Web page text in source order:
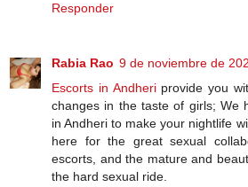
Responder
Rabia Rao 9 de noviembre de
Escorts in Andheriprovide you
changes in the taste of girls; We
in Andheri to make your nightlife
here for the great sexual
escorts, and the mature and
the hard sexual ride.